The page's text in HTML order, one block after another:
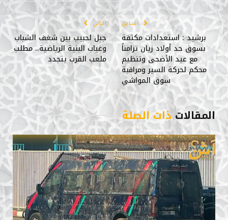
الإلكتروني
Link
السابق
برشيد : استعدادات مكثفة
بسوق حد أولاد زيان تزامناً
مع عيد الأضحى وتنظيم
محكم لحركة السير ومراقبة
سوق المواشي
التالي
جبل لحبيب بين شغف الشباب
وغياب البنية الرياضية.. مطلب
ملعب القرب يتجدد
المقالاتذات الصلة